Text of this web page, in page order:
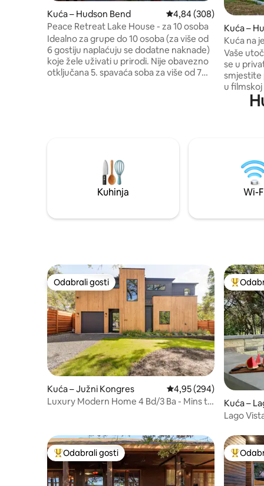
Kuća – Hudson Bend Prosječna ocjena: 4,84/
4,84 (308)
Peace Retreat Lake House - za 10 osoba
Idealno za grupe do 10 osoba (za više od
6 gostiju naplaćuju se dodatne naknade)
koje žele uživati u prirodi. Nije obavezno
otključana 5. spavaća soba za više od 7
Pogledajte SVE fotografije. Psi su
dobrodošli uz naknadu od 50 USD.
Minijaturna kuća i barndo na susjednim
parcelama mogu primiti više gostiju ako
Kuća –
Kuća na
Vaše
se u
smjestite
u filmskoj
poseban
dovoljno
ljubimci
od
Kuhinja Wi-
Odabrali gosti
Odabrali gosti
Kuća – Južni Kongres Prosječna ocjena: 4,95/
4,95 (294)
Luxury Modern Home 4 Bd/3 Ba - Mins to
Među
Kuća –
Lago
Među najviše rangiranima s oznakom „Odabrali gosti”
Odabrali gosti Među